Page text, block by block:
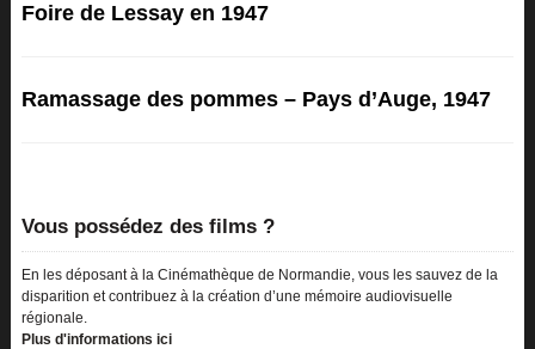
Foire de Lessay en 1947
Ramassage des pommes – Pays d’Auge, 1947
Vous possédez des films ?
En les déposant à la Cinémathèque de Normandie, vous les sauvez de la
disparition et contribuez à la création d’une mémoire audiovisuelle
régionale.
Plus d'informations ici